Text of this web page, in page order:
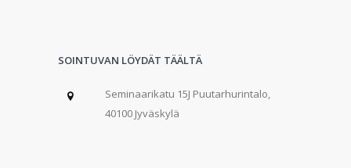
SOINTUVAN LÖYDÄT TÄÄLTÄ
Seminaarikatu 15J Puutarhurintalo,
40100 Jyväskylä